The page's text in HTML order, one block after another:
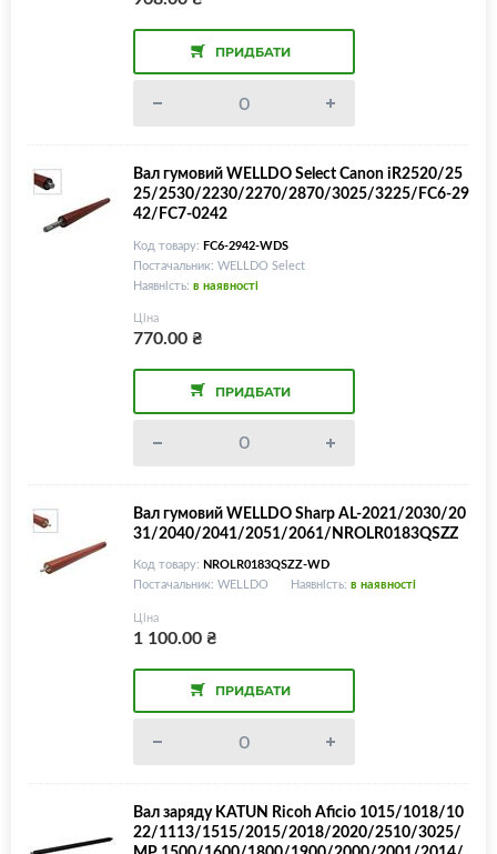
ПРИДБАТИ
Вал гумовий WELLDO Select Canon iR2520/25
25/2530/2230/2270/2870/3025/3225/FC6-29
42/FC7-0242
Код товару: FC6-2942-WDS
Постачальник: WELLDO Select
Наявність: в наявності
Ціна
770.00₴
ПРИДБАТИ
Вал гумовий WELLDO Sharp AL-2021/2030/20
31/2040/2041/2051/2061/NROLR0183QSZZ
Код товару: NROLR0183QSZZ-WD
Постачальник: WELLDO
Наявність: в наявності
Ціна
1 100.00₴
ПРИДБАТИ
Вал заряду KATUN Ricoh Aficio 1015/1018/10
22/1113/1515/2015/2018/2020/2510/3025/